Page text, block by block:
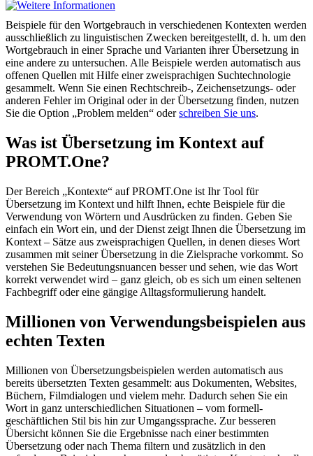
Beispiele für den Wortgebrauch in verschiedenen Kontexten werden
ausschließlich zu linguistischen Zwecken bereitgestellt, d. h. um den
Wortgebrauch in einer Sprache und Varianten ihrer Übersetzung in
eine andere zu untersuchen. Alle Beispiele werden automatisch aus
offenen Quellen mit Hilfe einer zweisprachigen Suchtechnologie
gesammelt. Wenn Sie einen Rechtschreib-, Zeichensetzungs- oder
anderen Fehler im Original oder in der Übersetzung finden, nutzen
Sie die Option „Problem melden“ oderschreiben Sie uns.
Was ist Übersetzung im Kontext auf
PROMT.One?
Der Bereich „Kontexte“ auf PROMT.One ist Ihr Tool für
Übersetzung im Kontext und hilft Ihnen, echte Beispiele für die
Verwendung von Wörtern und Ausdrücken zu finden. Geben Sie
einfach ein Wort ein, und der Dienst zeigt Ihnen die Übersetzung im
Kontext – Sätze aus zweisprachigen Quellen, in denen dieses Wort
zusammen mit seiner Übersetzung in die Zielsprache vorkommt. So
verstehen Sie Bedeutungsnuancen besser und sehen, wie das Wort
korrekt verwendet wird – ganz gleich, ob es sich um einen seltenen
Fachbegriff oder eine gängige Alltagsformulierung handelt.
Millionen von Verwendungsbeispielen aus
echten Texten
Millionen von Übersetzungsbeispielen werden automatisch aus
bereits übersetzten Texten gesammelt: aus Dokumenten, Websites,
Büchern, Filmdialogen und vielem mehr. Dadurch sehen Sie ein
Wort in ganz unterschiedlichen Situationen – vom formell-
geschäftlichen Stil bis hin zur Umgangssprache. Zur besseren
Übersicht können Sie die Ergebnisse nach einer bestimmten
Übersetzung oder nach Thema filtern und zusätzlich in den